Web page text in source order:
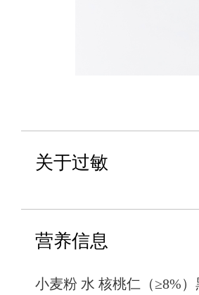
关于过敏
营养信息
小麦粉 水 核桃仁（≥8%